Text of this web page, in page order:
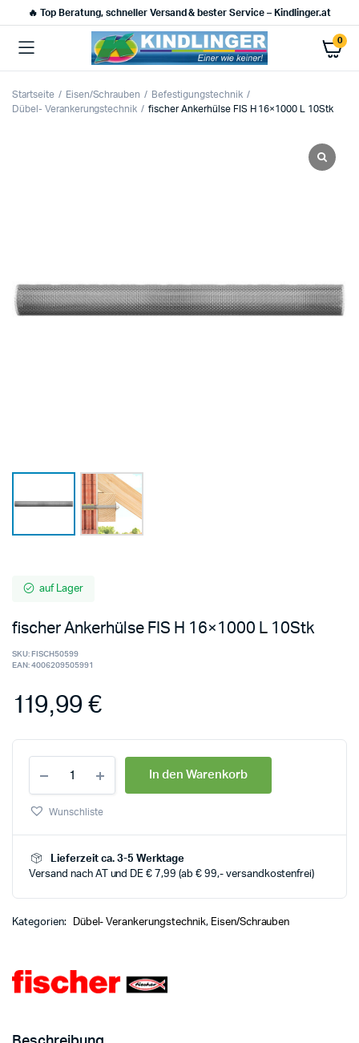
🔥 Top Beratung, schneller Versand & bester Service – Kindlinger.at
0
Startseite Eisen/Schrauben
Befestigungstechnik
Dübel- Verankerungstechnik
fischer Ankerhülse FIS H 16×1000 L 10Stk
auf Lager
fischer Ankerhülse FIS H 16×1000 L 10Stk
SKU: FISCH50599
EAN:4006209505991
119,99€
In den Warenkorb
Wunschliste
Lieferzeit ca. 3-5 Werktage
Versand nach AT und DE € 7,99 (ab € 99,- versandkostenfrei)
Kategorien: Dübel- Verankerungstechnik, Eisen/Schrauben